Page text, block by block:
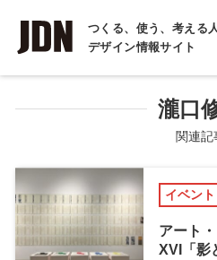
つくる、使う、考える
デザイン情報サイト
INTERVIEW
インタビュー
COLUMN
コラム
瀧口
関連記
イベント
アート
XVI「影